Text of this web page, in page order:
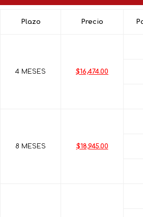
Plazo Precio
4 MESES $16,474.00
8 MESES $18,945.00